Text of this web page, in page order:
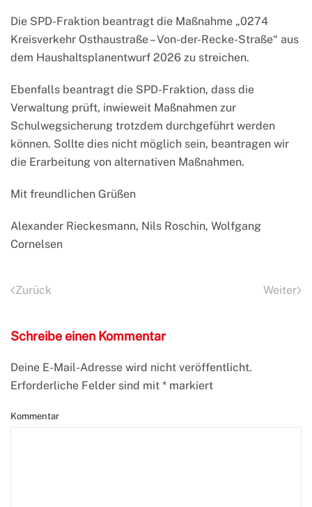
Die SPD-Fraktion beantragt die Maßnahme „0274
Kreisverkehr Osthaustraße – Von-der-Recke-Straße“ aus
dem Haushaltsplanentwurf 2026 zu streichen.
Ebenfalls beantragt die SPD-Fraktion, dass die
Verwaltung prüft, inwieweit Maßnahmen zur
Schulwegsicherung trotzdem durchgeführt werden
können. Sollte dies nicht möglich sein, beantragen wir
die Erarbeitung von alternativen Maßnahmen.
Mit freundlichen Grüßen
Alexander Rieckesmann, Nils Roschin, Wolfgang
Cornelsen
Zurück Weiter
Schreibe einen Kommentar
Deine E-Mail-Adresse wird nicht veröffentlicht.
Erforderliche Felder sind mit * markiert
Kommentar